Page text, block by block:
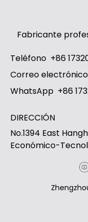
Fabricante
Teléfono +86
Correo electrónico
WhatsApp +86
DIRECCIÓN
No.1394 East
Económico-